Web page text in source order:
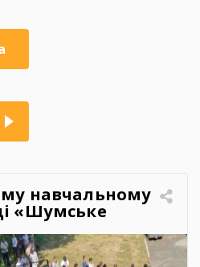
навчальному
«Шумське
технічне
відбувся
випускний